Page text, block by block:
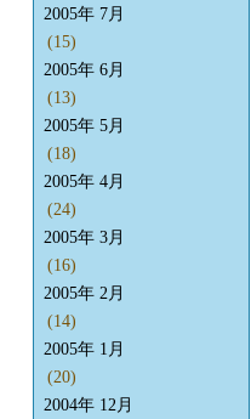
2005年 7月
(15)
2005年 6月
(13)
2005年 5月
(18)
2005年 4月
(24)
2005年 3月
(16)
2005年 2月
(14)
2005年 1月
(20)
2004年 12月